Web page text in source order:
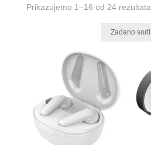
Prikazujemo 1–16 od 24 rezultata